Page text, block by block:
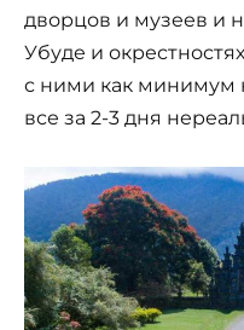
дворцов и музеев и
Убуде и
с ними как минимум
все за 2-3 дня